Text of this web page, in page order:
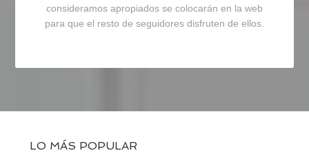
consideramos apropiados se colocarán en la web
para que el resto de seguidores disfruten de ellos.
LO MÁS POPULAR